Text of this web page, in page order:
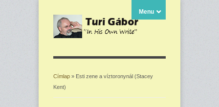
Menu
Jelenlegi hely
Címlap » Esti zene a víztoronynál (Stacey
Kent)